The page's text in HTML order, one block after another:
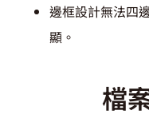
邊框設計無法四
顯。
檔